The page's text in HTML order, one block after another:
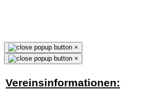
×
×
Vereinsinformationen: